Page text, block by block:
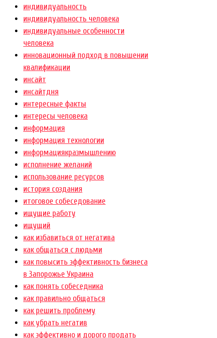
индивидуальность
индивидуальность человека
индивидуальные особенности
человека
инновационный подход в повышении
квалификации
инсайт
инсайтдня
интересные факты
интересы человека
информация
информация технологии
информациякразмышлению
исполнение желаний
использование ресурсов
история создания
итоговое собеседование
ищущие работу
ищущий
как избавиться от негатива
как общаться с людьми
как повысить эффективность бизнеса
в Запорожье Украина
как понять собеседника
как правильно общаться
как решить проблему
как убрать негатив
как эффективно и дорого продать